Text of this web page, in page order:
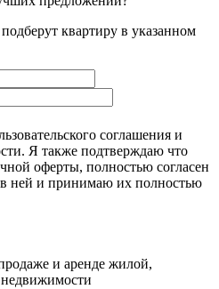
квартиру в указанном
соглашения и
Я также подтверждаю что
оферты, полностью согласен
ней и принимаю их полностью
и аренде жилой,